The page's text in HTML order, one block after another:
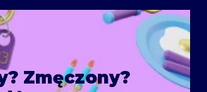
Zmęczony?